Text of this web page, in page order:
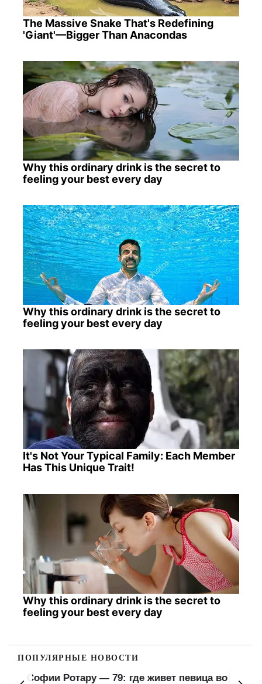
The Massive Snake That's Redefining
'Giant'—Bigger Than Anacondas
Why this ordinary drink is the secret to
feeling your best every day
Why this ordinary drink is the secret to
feeling your best every day
It's Not Your Typical Family: Each Member
Has This Unique Trait!
Why this ordinary drink is the secret to
feeling your best every day
ПОПУЛЯРНЫЕ НОВОСТИ
Софии Ротару — 79: где живет певица во